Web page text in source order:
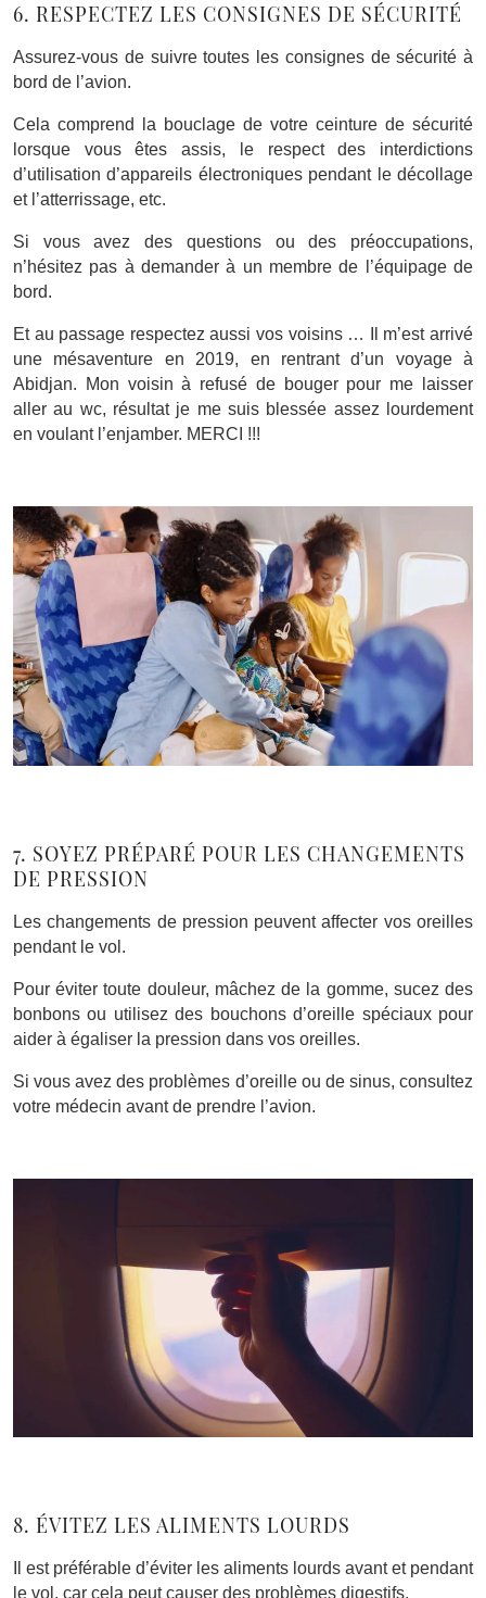
6. RESPECTEZ LES CONSIGNES DE SÉCURITÉ
Assurez-vous de suivre toutes les consignes de sécurité à
bord de l’avion.
Cela comprend la bouclage de votre ceinture de sécurité
lorsque vous êtes assis, le respect des interdictions
d’utilisation d’appareils électroniques pendant le décollage
et l’atterrissage, etc.
Si vous avez des questions ou des préoccupations,
n’hésitez pas à demander à un membre de l’équipage de
bord.
Et au passage respectez aussi vos voisins … Il m’est arrivé
une mésaventure en 2019, en rentrant d’un voyage à
Abidjan. Mon voisin à refusé de bouger pour me laisser
aller au wc, résultat je me suis blessée assez lourdement
en voulant l’enjamber. MERCI !!!
7. SOYEZ PRÉPARÉ POUR LES CHANGEMENTS
DE PRESSION
Les changements de pression peuvent affecter vos oreilles
pendant le vol.
Pour éviter toute douleur, mâchez de la gomme, sucez des
bonbons ou utilisez des bouchons d’oreille spéciaux pour
aider à égaliser la pression dans vos oreilles.
Si vous avez des problèmes d’oreille ou de sinus, consultez
votre médecin avant de prendre l’avion.
8. ÉVITEZ LES ALIMENTS LOURDS
Il est préférable d’éviter les aliments lourds avant et pendant
le vol, car cela peut causer des problèmes digestifs.